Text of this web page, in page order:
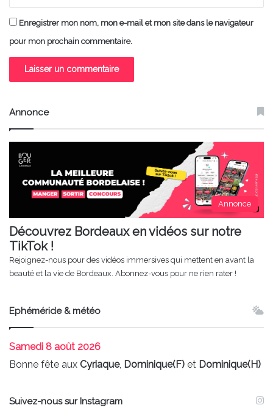
Enregistrer mon nom, mon e-mail et mon site dans le navigateur
pour mon prochain commentaire.
Annonce
Annonce
Découvrez Bordeaux en vidéos sur notre
TikTok !
Rejoignez-nous pour des vidéos immersives qui mettent en avant la
beauté et la vie de Bordeaux. Abonnez-vous pour ne rien rater !
Ephéméride & météo
Samedi 8 août 2026
Bonne fête aux Cyriaque, Dominique(F) et Dominique(H)
Suivez-nous sur Instagram